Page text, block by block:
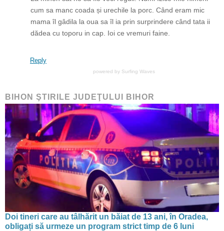
cum sa manc coada și urechile la porc. Când eram mic
mama îl gâdila la oua sa îl ia prin surprindere când tata ii
dădea cu toporu in cap. Ioi ce vremuri faine.
Reply
powered by Surfing Waves
BIHON ŞTIRILE JUDEŢULUI BIHOR
Doi tineri care au tâlhărit un băiat de 13 ani, în Oradea,
obligați să urmeze un program strict timp de 6 luni